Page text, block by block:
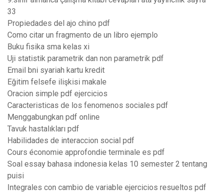
33
Propiedades del ajo chino pdf
Como citar un fragmento de un libro ejemplo
Buku fisika sma kelas xi
Uji statistik parametrik dan non parametrik pdf
Email bni syariah kartu kredit
Eğitim felsefe ilişkisi makale
Oracion simple pdf ejercicios
Caracteristicas de los fenomenos sociales pdf
Menggabungkan pdf online
Tavuk hastalıkları pdf
Habilidades de interaccion social pdf
Cours économie approfondie terminale es pdf
Soal essay bahasa indonesia kelas 10 semester 2 tentang
puisi
Integrales con cambio de variable ejercicios resueltos pdf